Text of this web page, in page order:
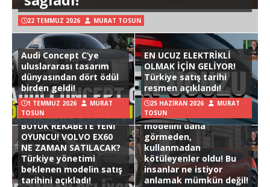
22 TEMMUZ 2026 MURAT TOSUN
Audi Concept C’ye
uluslararası tasarım
dünyasından dört ödül
birden geldi!
1 TEMMUZ 2026
MURAT
TOSUN
EN UCUZ ELEKTRİKLİ
OLMAK İÇİN GELİYOR!
Türkiye satış tarihi
resmen açıklandı!
25 HAZIRAN 2026
MURAT
TOSUN
BÜYÜK REKABETE YENİ
OYUNCU! VOLVO EX60
NE ZAMAN SATILACAK?
Türkiye yönetimi
beklenen modelin satış
tarihini açıkladı!
Hyundai Ioniq 3
modelini daha
görmeden,
kullanmadan
kötüleyenler oldu! Bu
insanlar ne istiyor
anlamak mümkün değil!